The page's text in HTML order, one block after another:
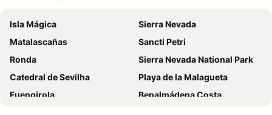
Apartamentos Toril
Hostal Vista a la Sierra
Hotel Plaza San Sebastián
Antequera
Los Gallos
Hotel Fortes la Nuit S.L.
Apartamentos Villa Torcal
Hacienda Fresneda María by Real Spain Hotels Adults Recommended
La Posada del Torcal
Molino de Saydo
Isla Mágica
Sierra Nevada
Matalascañas
Sancti Petri
Ronda
Sierra Nevada National Park
Catedral de Sevilha
Playa de la Malagueta
Fuengirola
Benalmádena Costa